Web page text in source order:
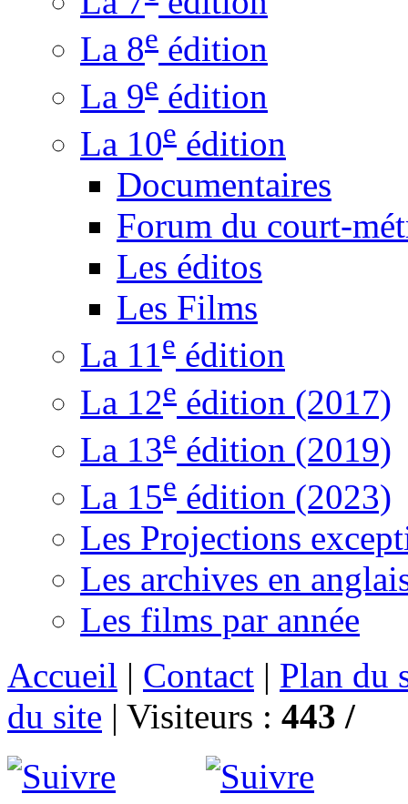
La 8e édition
La 9e édition
La 10e édition
Documentaires
Forum du court-
Les éditos
Les Films
La 11e édition
La 12e édition (2017)
La 13e édition (2019)
La 15e édition (2023)
Les Projections
Les archives en
Les films par année
Accueil | Contact | Plan du
du site | Visiteurs : 443 /